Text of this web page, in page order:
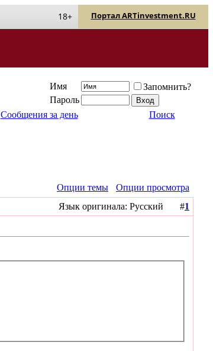
Портал ARTinvestment.RU
18+
Имя
Запомнить?
Пароль
Сообщения за день Поиск
Опции темы
Опции просмотра
Язык оригинала: Русский #1